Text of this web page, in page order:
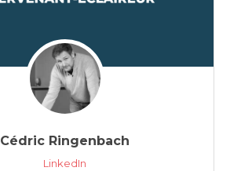
Cédric Ringenbach
LinkedIn